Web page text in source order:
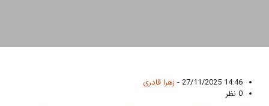
14:46 27/11/2025 -
زهرا قادری
0 نظر